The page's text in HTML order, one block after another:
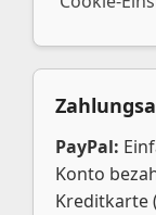
PayPal:
Konto
Kreditkarte